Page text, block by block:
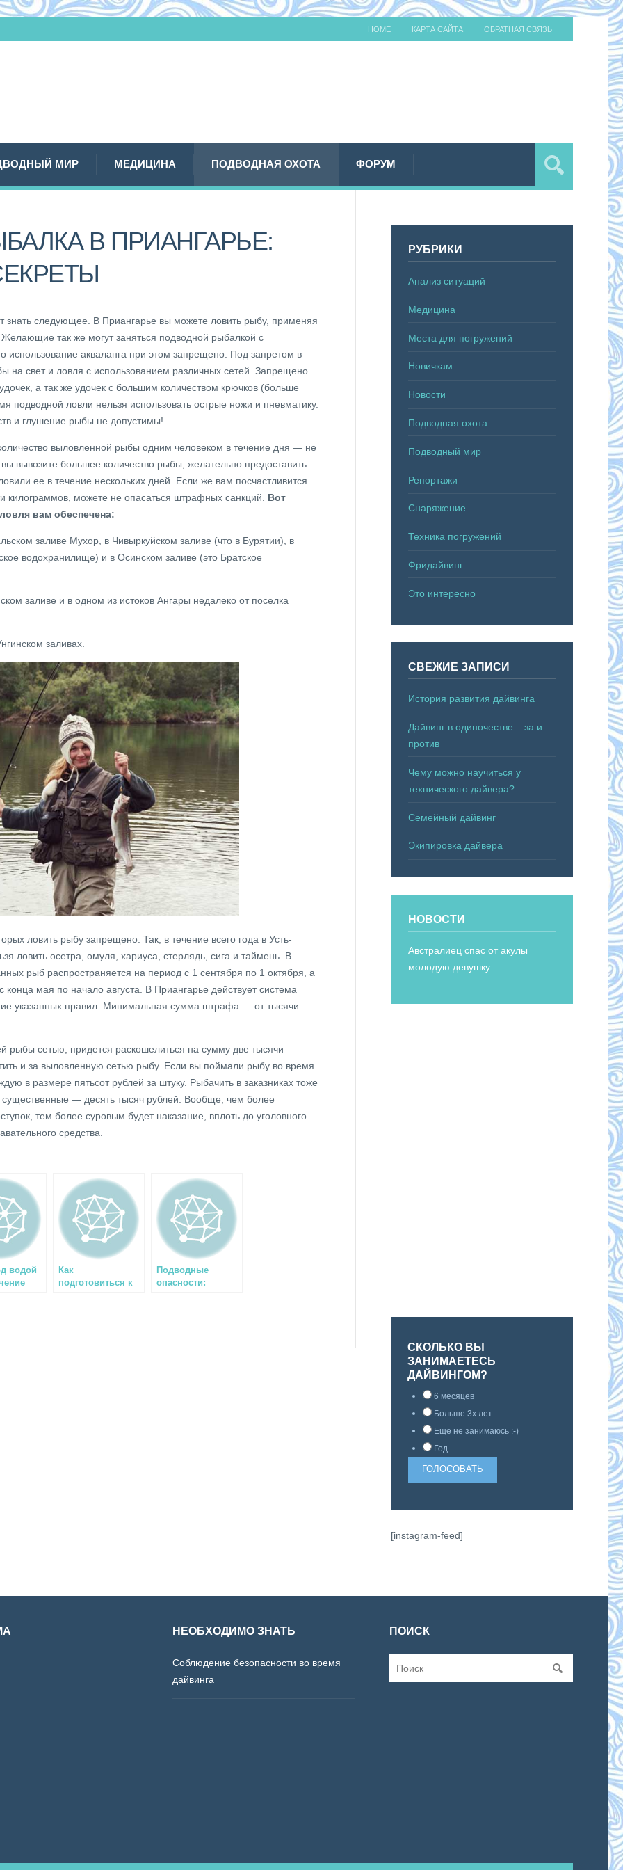
HOME КАРТА САЙТА ОБРАТНАЯ СВЯЗЬ
МИР МЕДИЦИНА ПОДВОДНАЯ ОХОТА ФОРУМ
В ПРИАНГАРЬЕ:
знать следующее. В Приангарье вы можете ловить рыбу, применяя
Желающие так же могут заняться подводной рыбалкой с
использование акваланга при этом запрещено. Под запретом в
на свет и ловля с использованием различных сетей. Запрещено
а так же удочек с большим количеством крючков (больше
подводной ловли нельзя использовать острые ножи и пневматику.
и глушение рыбы не допустимы!
выловленной рыбы одним человеком в течение дня — не
вывозите большее количество рыбы, желательно предоставить
ее в течение нескольких дней. Если же вам посчастливится
килограммов, можете не опасаться штрафных санкций. Вот
вам обеспечена:
заливе Мухор, в Чивыркуйском заливе (что в Бурятии), в
водохранилище) и в Осинском заливе (это Братское
заливе и в одном из истоков Ангары недалеко от поселка
заливах.
ловить рыбу запрещено. Так, в течение всего года в Усть-
ловить осетра, омуля, хариуса, стерлядь, сига и таймень. В
рыб распространяется на период с 1 сентября по 1 октября, а
мая по начало августа. В Приангарье действует система
указанных правил. Минимальная сумма штрафа — от тысячи
рыбы сетью, придется раскошелиться на сумму две тысячи
и за выловленную сетью рыбу. Если вы поймали рыбу во время
в размере пятьсот рублей за штуку. Рыбачить в заказниках тоже
— десять тысяч рублей. Вообще, чем более
тем более суровым будет наказание, вплоть до уголовного
средства.
водой
Как
подготовиться к
Подводные
опасности:
РУБРИКИ
Анализ ситуаций
Медицина
Места для погружений
Новичкам
Новости
Подводная охота
Подводный мир
Репортажи
Снаряжение
Техника погружений
Фридайвинг
Это интересно
СВЕЖИЕ ЗАПИСИ
История развития дайвинга
Дайвинг в одиночестве – за и
против
Чему можно научиться у
технического дайвера?
Семейный дайвинг
Экипировка дайвера
НОВОСТИ
Австралиец спас от акулы
молодую девушку
СКОЛЬКО ВЫ
ЗАНИМАЕТЕСЬ
ДАЙВИНГОМ?
6 месяцев
Больше 3х лет
Еще не занимаюсь :-)
Год
[instagram-feed]
НЕОБХОДИМО ЗНАТЬ
Соблюдение безопасности во время
дайвинга
ПОИСК